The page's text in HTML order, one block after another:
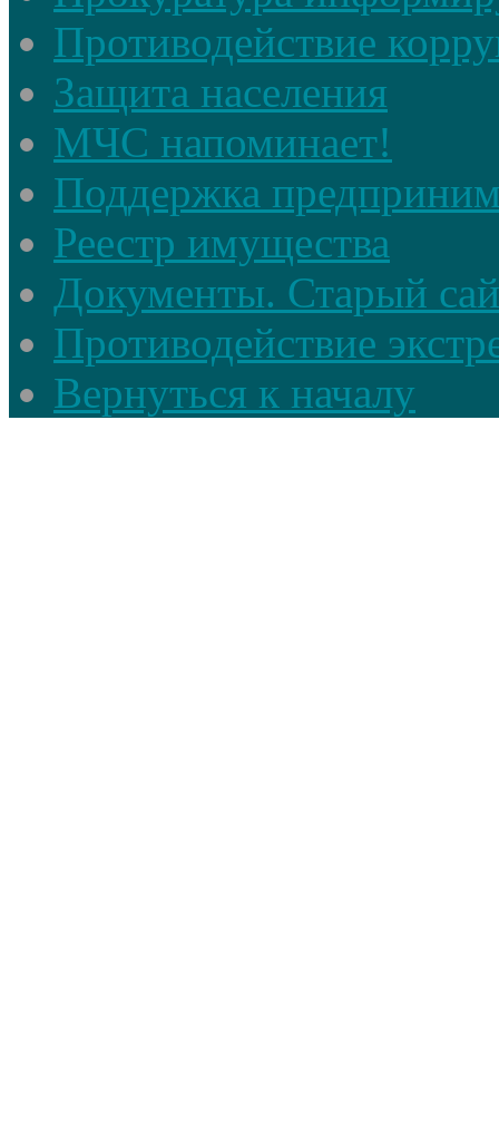
Противодействие
Защита населения
МЧС напоминает!
Поддержка
Реестр имущества
Документы. Старый
Противодействие
Вернуться к началу